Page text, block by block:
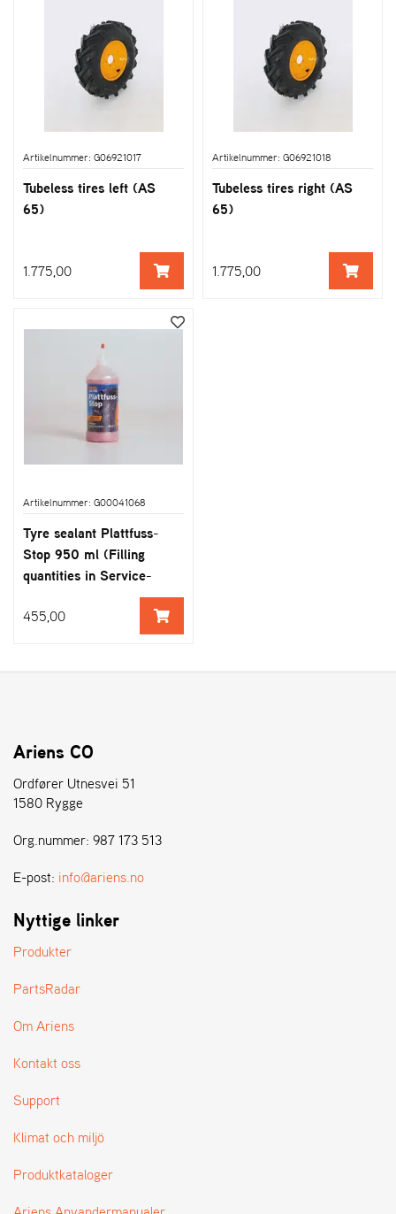
Artikelnummer: G06921017
Tubeless tires left (AS
65)
1.775,00
Artikelnummer: G06921018
Tubeless tires right (AS
65)
1.775,00
Artikelnummer: G00041068
Tyre sealant Plattfuss-
Stop 950 ml (Filling
quantities in Service-
Information General
parts-and-more
455,00
Ariens CO
Ordfører Utnesvei 51
1580 Rygge
Org.nummer: 987 173 513
E-post: info@ariens.no
Nyttige linker
Produkter
PartsRadar
Om Ariens
Kontakt oss
Support
Klimat och miljö
Produktkataloger